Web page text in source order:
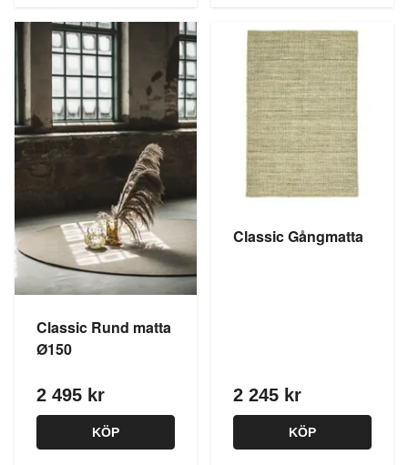
Classic Rund matta
Ø150
2 495 kr
KÖP
Classic Gångmatta
2 245 kr
KÖP